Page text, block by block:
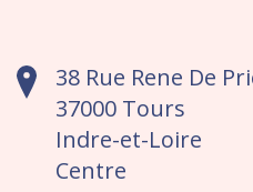
38 Rue Rene De
37000 Tours
Indre-et-Loire
Centre